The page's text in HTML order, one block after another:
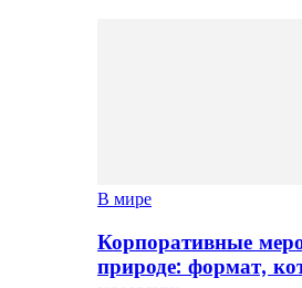
В мире
Корпоративные
природе: формат,